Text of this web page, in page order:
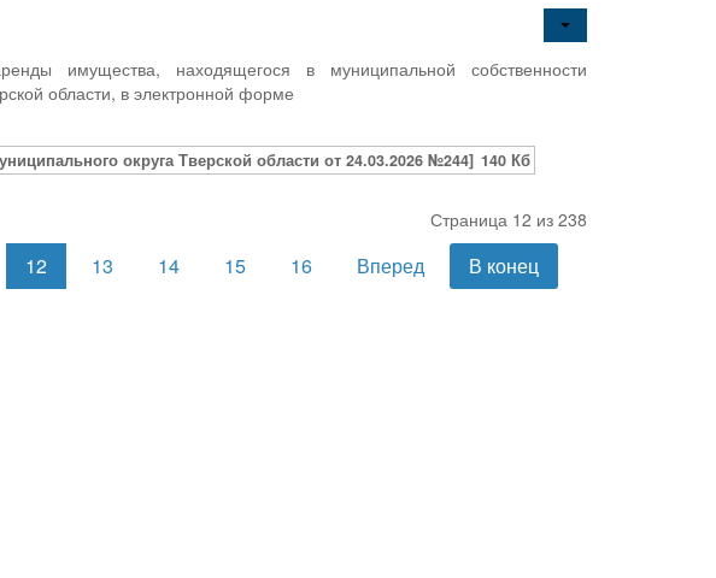
имущества, находящегося в муниципальной собственности
области, в электронной форме
округа Тверской области от 24.03.2026 №244] 140 Кб
Страница 12 из 238
12 13 14 15 16 Вперед В конец